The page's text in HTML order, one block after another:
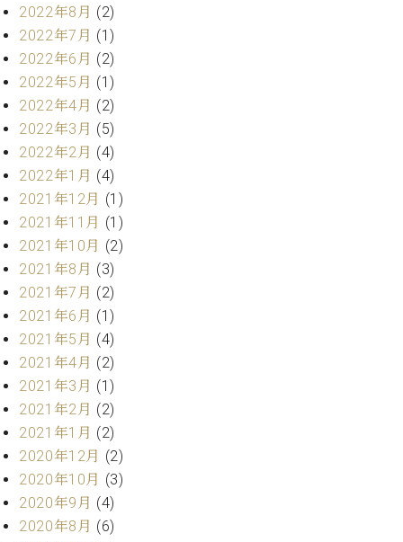
ョ
ン
W.
ホ
フ
マ
ン
ヴ
ィ
ジ
ョ
C.BECHSTEIN
Digital(ベ
ヒ
シ
ュ
タ
イ
ン
デ
ジ
タ
ル)
ッ
フ
ご
挨
拶
技
者
紹
介
展示
情報
【ユ
ーロ
ピア
ノ特
選中
古】
イ
ン
ト
情
報
八
子
2022年8月 (2)
2022年7月 (1)
2022年6月 (2)
2022年5月 (1)
2022年4月 (2)
2022年3月 (5)
2022年2月 (4)
2022年1月 (4)
2021年12月 (1)
2021年11月 (1)
2021年10月 (2)
2021年8月 (3)
2021年7月 (2)
2021年6月 (1)
2021年5月 (4)
2021年4月 (2)
2021年3月 (1)
2021年2月 (2)
2021年1月 (2)
2020年12月 (2)
2020年10月 (3)
2020年9月 (4)
2020年8月 (6)